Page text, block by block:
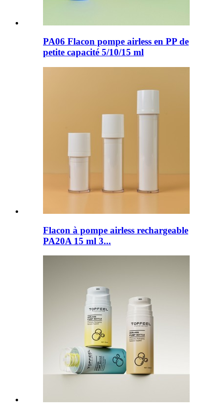
PA06 Flacon pompe airless en PP de
petite capacité 5/10/15 ml
Flacon à pompe airless rechargeable
PA20A 15 ml 3...